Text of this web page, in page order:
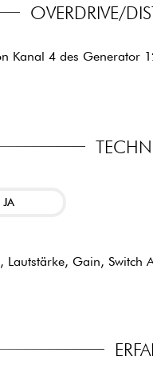
OVERDRIVE/
Kanal 4 des Generator
JA
Lautstärke, Gain,